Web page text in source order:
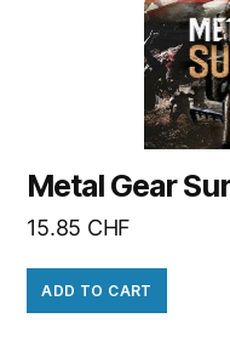
Metal Gear
15.85 CHF
ADD TO CART